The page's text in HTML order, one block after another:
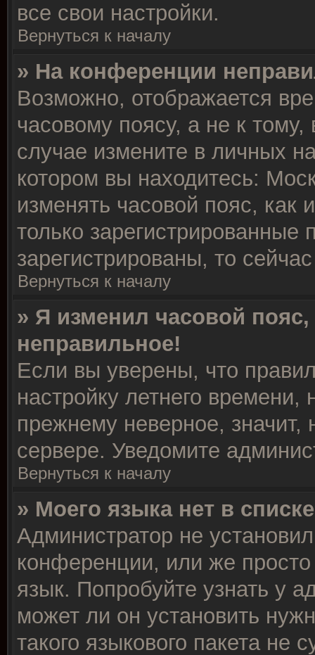
все свои настройки.
Вернуться к началу
» На конференции
Возможно, отображается
часовому поясу, а не к
случае измените в личных
котором вы находитесь:
изменять часовой пояс, как
только
зарегистрированы, то
Вернуться к началу
» Я изменил часовой
неправильное!
Если вы уверены, что
настройку летнего
прежнему неверное, значит,
сервере. Уведомите
Вернуться к началу
» Моего языка нет в
Администратор не
конференции, или же
язык. Попробуйте узнать у
может ли он установить
такого языкового пакета не